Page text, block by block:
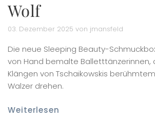
Wolf
03. Dezember 2025 von jmansfeld
Die neue Sleeping Beauty-
von Hand bemalte Balletttänzerinnen,
Klängen von Tschaikowskis
Walzer drehen.
Weiterlesen